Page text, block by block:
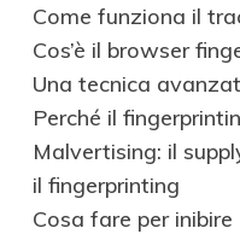
Come funziona il
Cos’è il browser
Una tecnica
Perché il
Malvertising: il
il fingerprinting
Cosa fare per